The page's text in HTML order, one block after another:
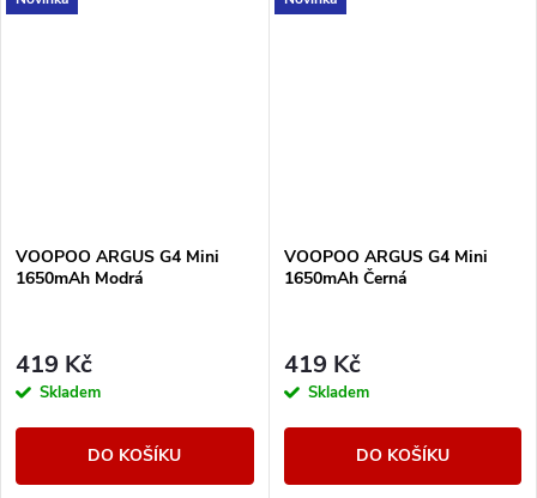
VOOPOO ARGUS G4 Mini
1650mAh Modrá
419 Kč
Skladem
DO KOŠÍKU
VOOPOO ARGUS G4 Mini
1650mAh Černá
419 Kč
Skladem
DO KOŠÍKU